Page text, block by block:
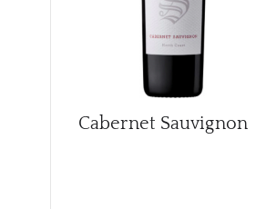
Cabernet Sauvignon